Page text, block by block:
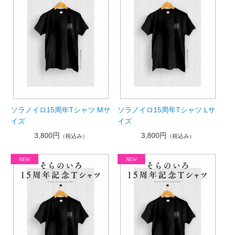
ソラノイロ15周年Tシャツ Mサ
イズ
3,800円
（税込み）
ソラノイロ15周年Tシャツ Lサ
イズ
3,800円
（税込み）